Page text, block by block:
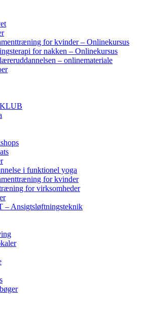
for kvinder – Onlinekursus
for nakken – Onlinekursus
– onlinemateriale
i funktionel yoga
for kvinder
for virksomheder
– Ansigtsløftningsteknik